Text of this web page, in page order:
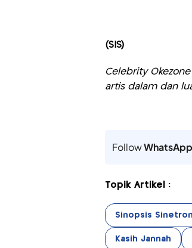
(SIS)
Celebrity
artis dalam dan
Follow
Topik Artikel :
Sinopsis Sinetron
Kasih Jannah